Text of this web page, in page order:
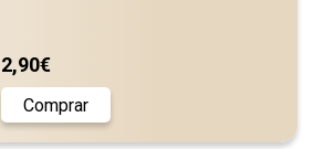
2,90€
Comprar